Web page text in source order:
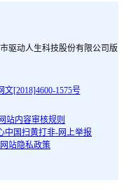
市驱动人生科技股份有限公司版
文[2018]4600-1575号
网站内容审核规则
中国扫黄打非-网上举报
站隐私政策